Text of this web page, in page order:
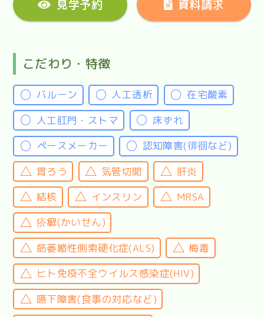
見学予約 資料請求
こだわり・特徴
バルーン 人工透析
在宅酸素
人工肛門・ストマ
床ずれ
ペースメーカー
認知障害(徘徊など)
胃ろう
気管切開
肝炎
結核
インスリン
MRSA
疥癬(かいせん)
筋萎縮性側索硬化症(ALS)
梅毒
ヒト免疫不全ウイルス感染症(HIV)
嚥下障害(食事の対応など)